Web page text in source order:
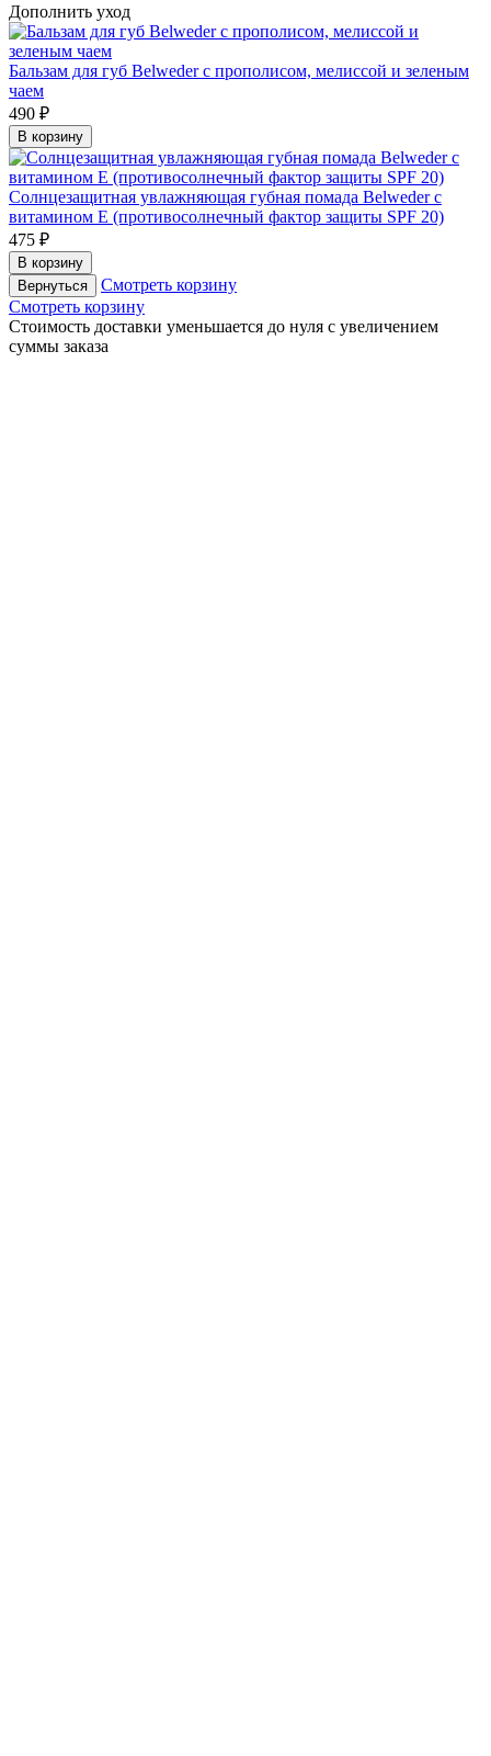
Дополнить уход
Бальзам для губ Belweder с прополисом, мелиссой и зеленым
чаем
490 ₽
В корзину
Солнцезащитная увлажняющая губная помада Belweder с
витамином Е (противосолнечный фактор защиты SPF 20)
475 ₽
В корзину
Вернуться
Смотреть корзину
Смотреть корзину
Cтоимость доставки уменьшается до нуля с увеличением
суммы заказа